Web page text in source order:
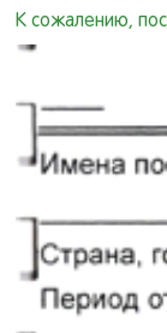
К сожалению,